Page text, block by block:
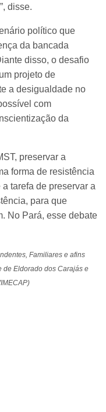
disse.
político que
da bancada
disso, o desafio
projeto de
a desigualdade no
com
da
preservar a
forma de resistência
tarefa de preservar a
para que
No Pará, esse debate
Familiares e afins
de Eldorado dos Carajás e